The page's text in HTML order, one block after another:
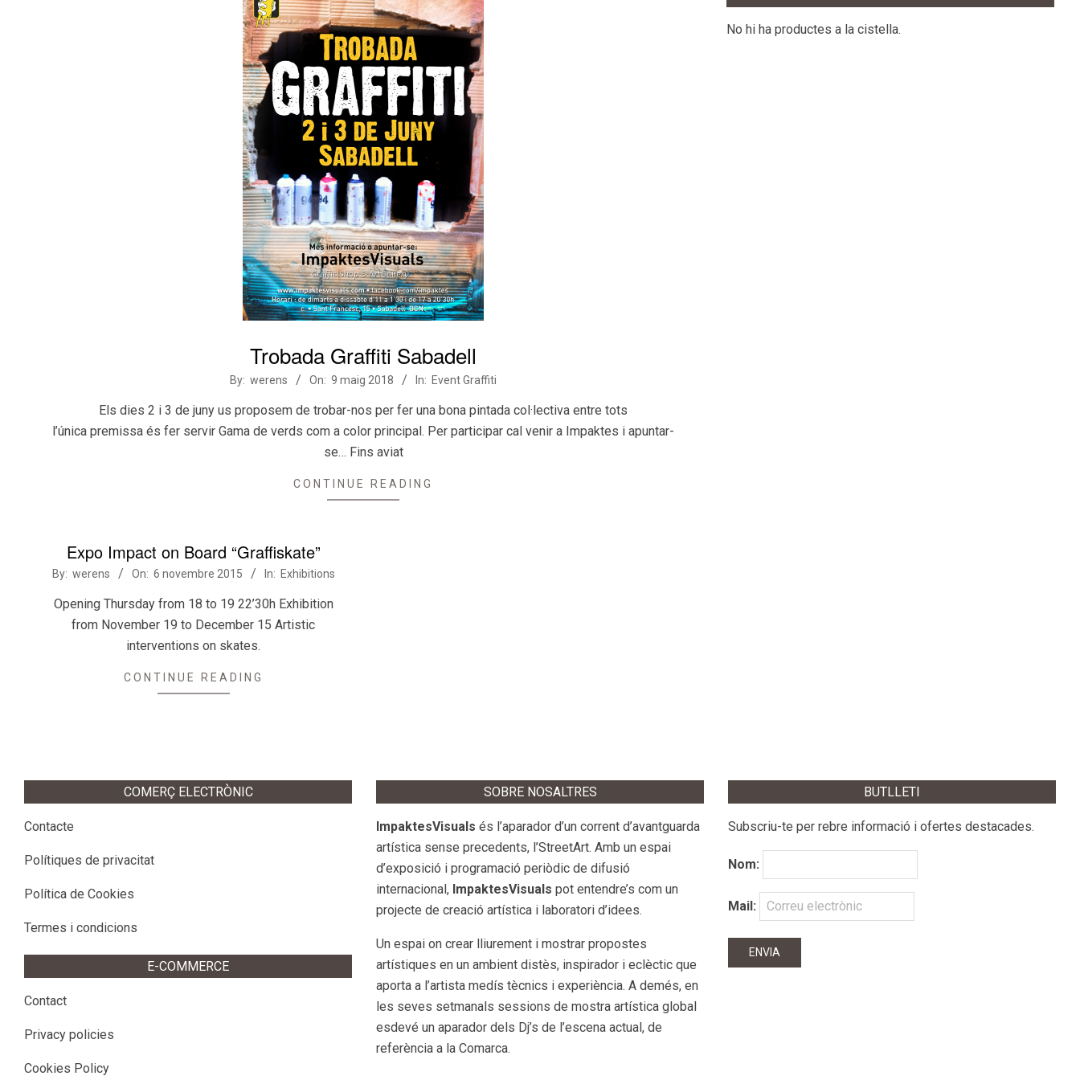
Trobada Graffiti Sabadell
By: werens On: 9 maig 2018 In: Event Graffiti
Els dies 2 i 3 de juny us proposem de trobar-nos per fer una bona pintada col·lectiva entre tots
l’única premissa és fer servir Gama de verds com a color principal. Per participar cal venir a Impaktes i apuntar-
se… Fins aviat
CONTINUE READING
Expo Impact on Board “Graffiskate”
2015-
06
By: werens On: 6 novembre 2015 In: Exhibitions
Opening Thursday from 18 to 19 22’30h Exhibition
from November 19 to December 15 Artistic
interventions on skates.
CONTINUE READING
No hi ha productes a la cistella.
COMERÇ ELECTRÒNIC
Contacte
Polítiques de privacitat
Política de Cookies
Termes i condicions
E-COMMERCE
Contact
Privacy policies
Cookies Policy
SOBRE NOSALTRES
ImpaktesVisuals és l’aparador d’un corrent d’avantguarda
artística sense precedents, l’StreetArt. Amb un espai
d’exposició i programació periòdic de difusió
internacional, ImpaktesVisuals pot entendre’s com un
projecte de creació artística i laboratori d’idees.
Un espai on crear lliurement i mostrar propostes
artístiques en un ambient distès, inspirador i eclèctic que
aporta a l’artista medís tècnics i experiència. A demés, en
les seves setmanals sessions de mostra artística global
esdevé un aparador dels Dj’s de l’escena actual, de
referència a la Comarca.
BUTLLETI
Subscriu-te per rebre informació i ofertes destacades.
Nom:
Mail: